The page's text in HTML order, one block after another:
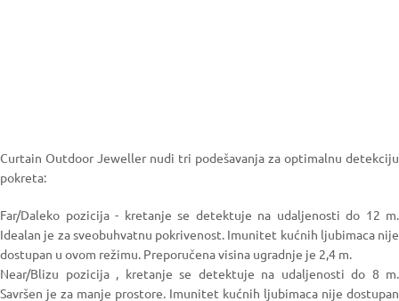
Curtain Outdoor Jeweller nudi tri podešavanja za optimalnu detekciju
pokreta:
Far/Daleko pozicija - kretanje se detektuje na udaljenosti do 12 m.
Idealan je za sveobuhvatnu pokrivenost. Imunitet kućnih ljubimaca nije
dostupan u ovom režimu. Preporučena visina ugradnje je 2,4 m.
Near/Blizu pozicija , kretanje se detektuje na udaljenosti do 8 m.
Savršen je za manje prostore. Imunitet kućnih ljubimaca nije dostupan